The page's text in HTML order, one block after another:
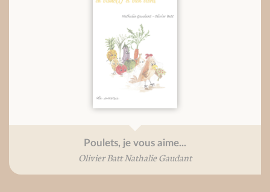
Poulets, je vous aime...
Olivier Batt Nathalie Gaudant